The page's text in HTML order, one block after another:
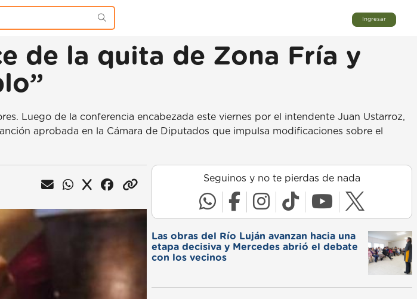
Ingresar
de la quita de Zona Fría y
Luego de la conferencia encabezada este viernes por el intendente Juan Ustarroz,
aprobada en la Cámara de Diputados que impulsa modificaciones sobre el
Seguinos y no te pierdas de nada
Las obras del Río Luján avanzan hacia una
etapa decisiva y Mercedes abrió el debate
con los vecinos